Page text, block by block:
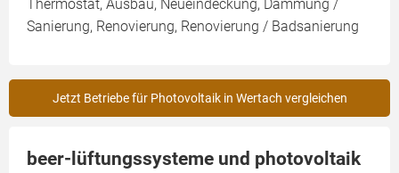
Thermostat, Ausbau, Neueindeckung, Dämmung /
Sanierung, Renovierung, Renovierung / Badsanierung
Jetzt Betriebe für Photovoltaik in Wertach vergleichen
beer-lüftungssysteme und photovoltaik